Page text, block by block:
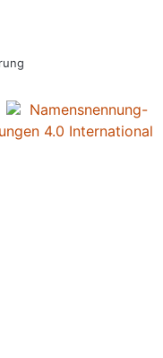
Namensnennung-
4.0 International